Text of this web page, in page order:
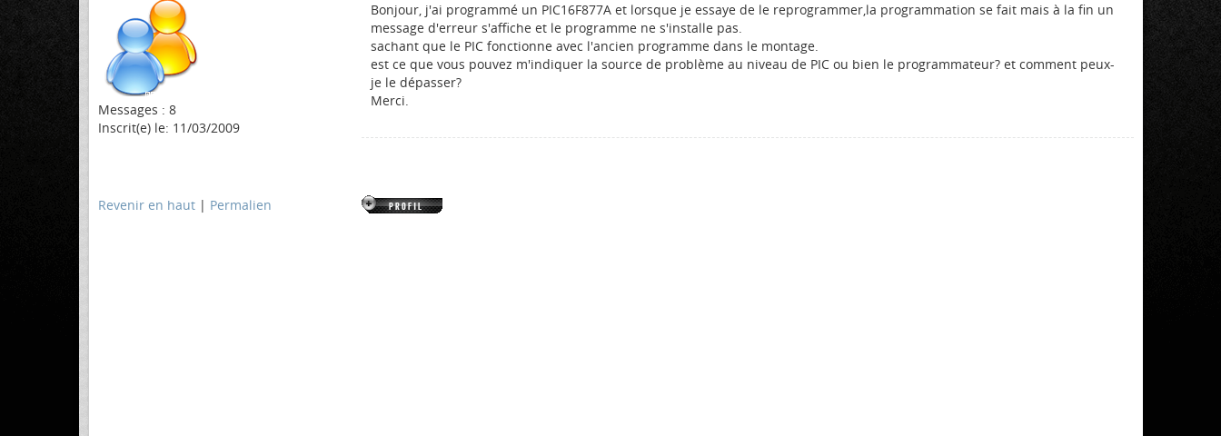
Messages : 8
Inscrit(e) le: 11/03/2009
Bonjour, j'ai programmé un PIC16F877A et lorsque je essaye de le reprogrammer,la programmation se fait mais à la fin un
message d'erreur s'affiche et le programme ne s'installe pas.
sachant que le PIC fonctionne avec l'ancien programme dans le montage.
est ce que vous pouvez m'indiquer la source de problème au niveau de PIC ou bien le programmateur? et comment peux-
je le dépasser?
Merci.
Revenir en haut | Permalien